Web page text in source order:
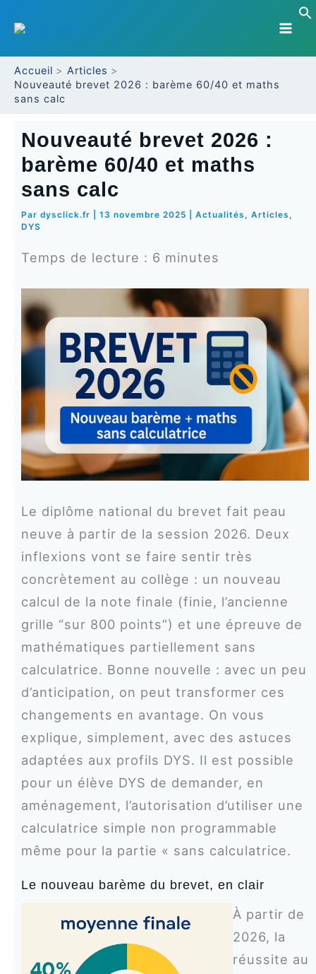
au
contenu
Accueil
Articles
Nouveauté brevet 2026 : barème 60/40 et maths
sans calc
Nouveauté brevet 2026 :
barème 60/40 et maths
sans calc
Par dysclick.fr 13 novembre 2025 Actualités , Articles ,
DYS
Temps de lecture : 6 minutes
Le diplôme national du brevet fait peau
neuve à partir de la session 2026. Deux
inflexions vont se faire sentir très
concrètement au collège : un nouveau
calcul de la note finale (finie, l’ancienne
grille “sur 800 points”) et une épreuve de
mathématiques partiellement sans
calculatrice. Bonne nouvelle : avec un peu
d’anticipation, on peut transformer ces
changements en avantage. On vous
explique, simplement, avec des astuces
adaptées aux profils DYS. Il est possible
pour un élève DYS de demander, en
aménagement, l’autorisation d’utiliser une
calculatrice simple non programmable
même pour la partie « sans calculatrice.
Le nouveau barème du brevet, en clair
À partir de
2026, la
réussite au